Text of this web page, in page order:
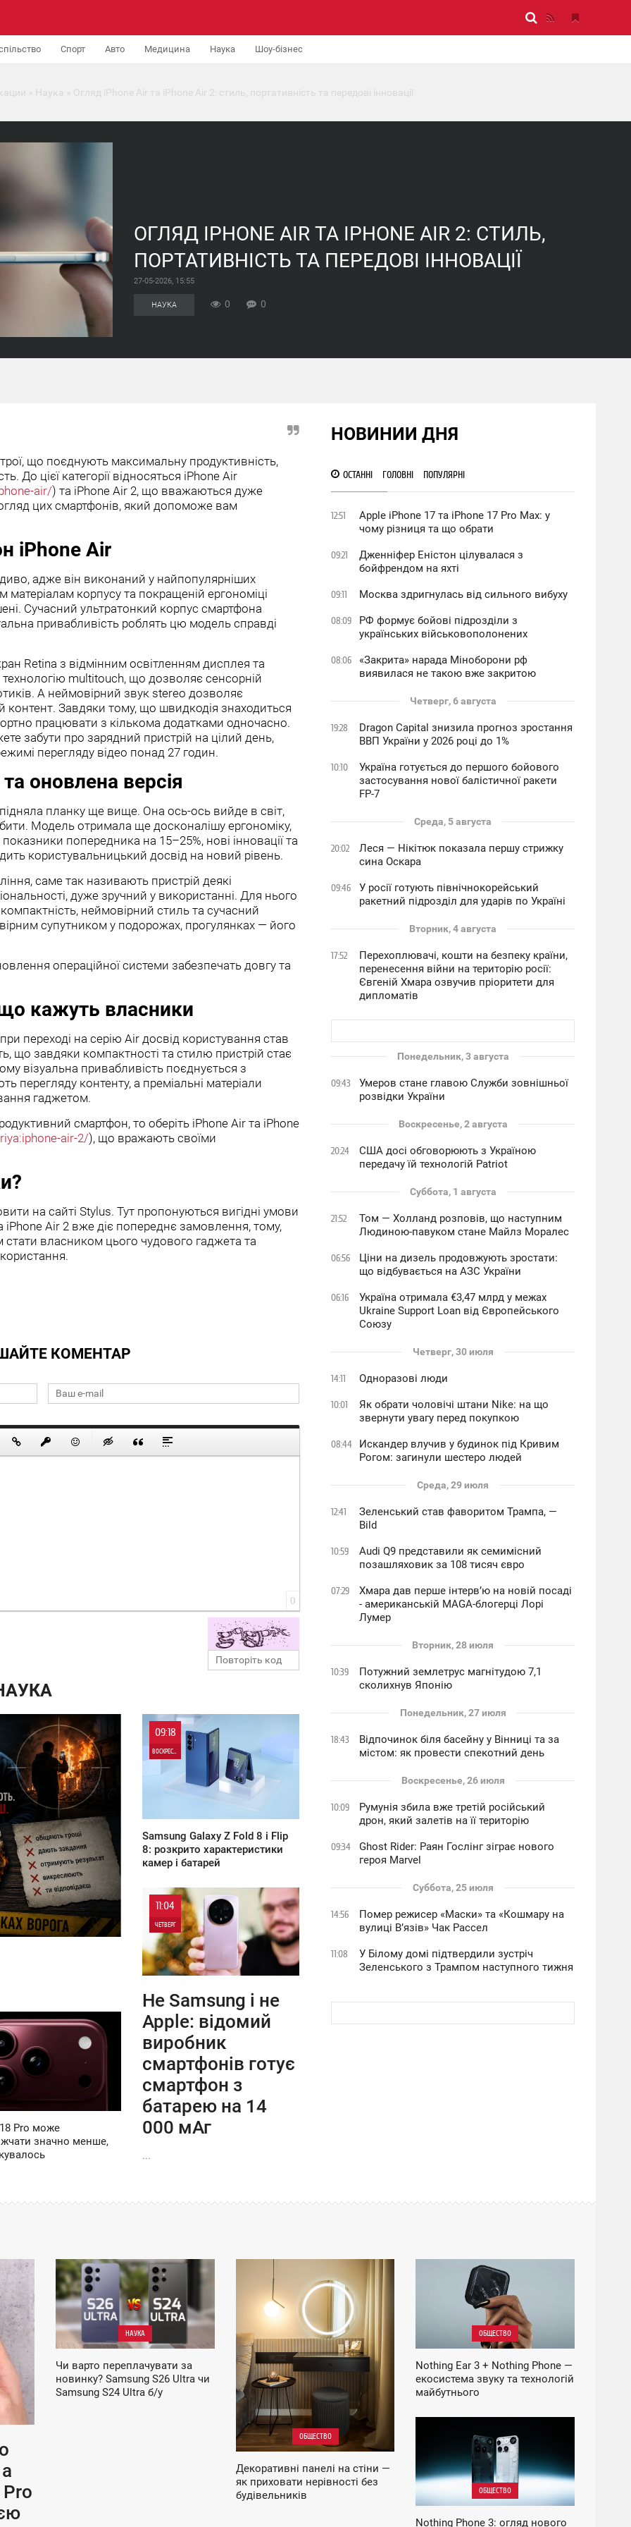
Спорт Авто Медицина Наука Шоу-бізнес
Наука » Огляд iPhone Air та iPhone Air 2: стиль, портативність та передові інновації
ОГЛЯД IPHONE AIR ТА IPHONE AIR 2: СТИЛЬ,
ПОРТАТИВНІСТЬ ТА ПЕРЕДОВІ ІННОВАЦІЇ
27-05-2026, 15:55
НАУКА 0 0
що поєднують максимальну продуктивність,
До цієї категорії відносяться iPhone Air
air/) та iPhone Air 2, що вважаються дуже
цих смартфонів, який допоможе вам
iPhone Air
адже він виконаний у найпопулярніших
матеріалам корпусу та покращеній ергономіці
Сучасний ультратонкий корпус смартфона
привабливість роблять цю модель справді
Retina з відмінним освітленням дисплея та
multitouch, що дозволяє сенсорній
А неймовірний звук stereo дозволяє
Завдяки тому, що швидкодія знаходиться
працювати з кількома додатками одночасно.
забути про зарядний пристрій на цілий день,
перегляду відео понад 27 годин.
оновлена версія
планку ще вище. Она ось-ось вийде в світ,
Модель отримала ще досконалішу ергономіку,
попередника на 15–25%, нові інновації та
користувальницький досвід на новий рівень.
саме так називають пристрій деякі
дуже зручний у використанні. Для нього
неймовірний стиль та сучасний
супутником у подорожах, прогулянках — його
операційної системи забезпечать довгу та
кажуть власники
переході на серію Air досвід користування став
завдяки компактності та стилю пристрій стає
візуальна привабливість поєднується з
перегляду контенту, а преміальні матеріали
гаджетом.
смартфон, то оберіть iPhone Air та iPhone
air-2/), що вражають своїми
на сайті Stylus. Тут пропонуються вигідні умови
iPhone Air 2 вже діє попереднє замовлення, тому,
власником цього чудового гаджета та
КОМЕНТАР
0
Pro може
значно менше,
09:18
ВОСКРЕСЕНЬЕ
Samsung Galaxy Z Fold 8 і Flip
8: розкрито характеристики
камер і батарей
11:04
ЧЕТВЕРГ
0
Не Samsung і не
Apple: відомий
виробник
смартфонів готує
смартфон з
батарею на 14
000 мАг
...
НОВИНИИ ДНЯ
ОСТАННІ ГОЛОВНІ ПОПУЛЯРНІ
12:51
Apple iPhone 17 та iPhone 17 Pro Max: у
чому різниця та що обрати
09:21
Дженніфер Еністон цілувалася з
бойфрендом на яхті
09:11 Москва здригнулась від сильного вибуху
08:09
РФ формує бойові підрозділи з
українських військовополонених
08:06
«Закрита» нарада Міноборони рф
виявилася не такою вже закритою
Четверг, 6 августа
19:28
Dragon Capital знизила прогноз зростання
ВВП України у 2026 році до 1%
10:10
Україна готується до першого бойового
застосування нової балістичної ракети
FP-7
Среда, 5 августа
20:02
Леся — Нікітюк показала першу стрижку
сина Оскара
09:46
У росії готують північнокорейський
ракетний підрозділ для ударів по Україні
Вторник, 4 августа
17:52
Перехоплювачі, кошти на безпеку країни,
перенесення війни на територію росії:
Євгеній Хмара озвучив пріоритети для
дипломатів
Понедельник, 3 августа
09:43
Умеров стане главою Служби зовнішньої
розвідки України
Воскресенье, 2 августа
20:24
США досі обговорюють з Україною
передачу їй технологій Patriot
Суббота, 1 августа
21:52
Том — Холланд розповів, що наступним
Людиною-павуком стане Майлз Моралес
06:56
Ціни на дизель продовжують зростати:
що відбувається на АЗС України
06:16
Україна отримала €3,47 млрд у межах
Ukraine Support Loan від Європейського
Союзу
Четверг, 30 июля
14:11 Одноразові люди
10:01
Як обрати чоловічі штани Nike: на що
звернути увагу перед покупкою
08:44
Искандер влучив у будинок під Кривим
Рогом: загинули шестеро людей
Среда, 29 июля
12:41
Зеленський став фаворитом Трампа, —
Bild
10:59
Audi Q9 представили як семимісний
позашляховик за 108 тисяч євро
07:29
Хмара дав перше інтервʼю на новій посаді
- американській MAGA-блогерці Лорі
Лумер
Вторник, 28 июля
10:39
Потужний землетрус магнітудою 7,1
сколихнув Японію
Понедельник, 27 июля
18:43
Відпочинок біля басейну у Вінниці та за
містом: як провести спекотний день
Воскресенье, 26 июля
10:09
Румунія збила вже третій російський
дрон, який залетів на її територію
09:34
Ghost Rider: Раян Гослінг зіграє нового
героя Marvel
Суббота, 25 июля
14:56
Помер режисер «Маски» та «Кошмару на
вулиці В’язів» Чак Рассел
11:08
У Білому домі підтвердили зустріч
Зеленського з Трампом наступного тижня
НАУКА
СУББОТА
Чи варто переплачувати за
новинку? Samsung S26 Ultra чи
Samsung S24 Ultra б/у
ОБЩЕСТВО
Декоративні панелі на стіни —
як приховати нерівності без
будівельників
ОБЩЕСТВО
Nothing Ear 3 + Nothing Phone —
екосистема звуку та технологій
майбутнього
ОБЩЕСТВО
Nothing Phone 3: огляд нового